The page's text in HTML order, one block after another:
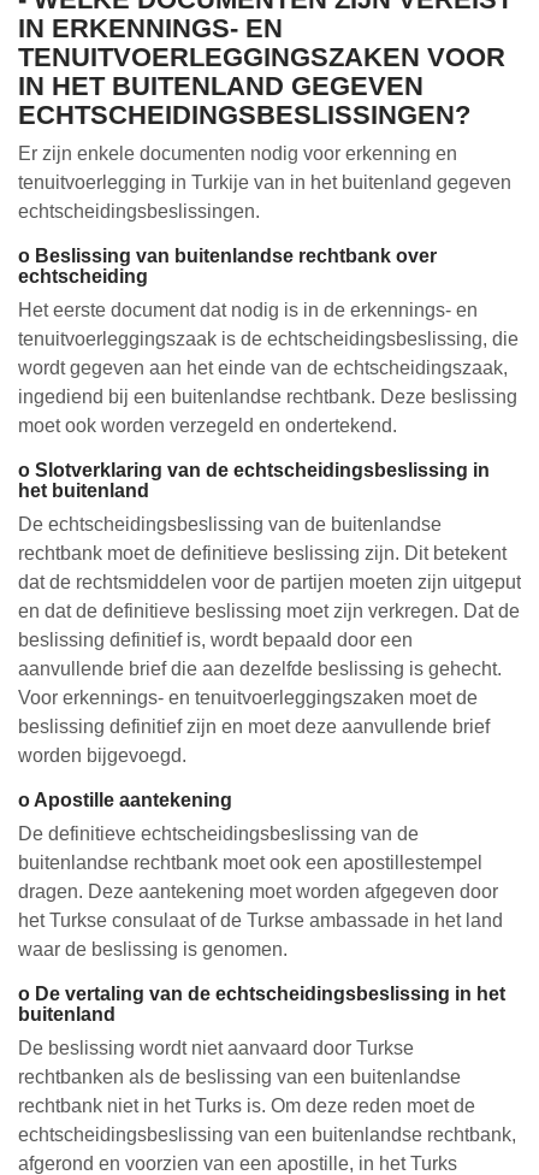
IN ERKENNINGS- EN
TENUITVOERLEGGINGSZAKEN VOOR
IN HET BUITENLAND GEGEVEN
ECHTSCHEIDINGSBESLISSINGEN?
Er zijn enkele documenten nodig voor erkenning en
tenuitvoerlegging in Turkije van in het buitenland gegeven
echtscheidingsbeslissingen.
o Beslissing van buitenlandse rechtbank over
echtscheiding
Het eerste document dat nodig is in de erkennings- en
tenuitvoerleggingszaak is de echtscheidingsbeslissing, die
wordt gegeven aan het einde van de echtscheidingszaak,
ingediend bij een buitenlandse rechtbank. Deze beslissing
moet ook worden verzegeld en ondertekend.
o Slotverklaring van de echtscheidingsbeslissing in
het buitenland
De echtscheidingsbeslissing van de buitenlandse
rechtbank moet de definitieve beslissing zijn. Dit betekent
dat de rechtsmiddelen voor de partijen moeten zijn uitgeput
en dat de definitieve beslissing moet zijn verkregen. Dat de
beslissing definitief is, wordt bepaald door een
aanvullende brief die aan dezelfde beslissing is gehecht.
Voor erkennings- en tenuitvoerleggingszaken moet de
beslissing definitief zijn en moet deze aanvullende brief
worden bijgevoegd.
o Apostille aantekening
De definitieve echtscheidingsbeslissing van de
buitenlandse rechtbank moet ook een apostillestempel
dragen. Deze aantekening moet worden afgegeven door
het Turkse consulaat of de Turkse ambassade in het land
waar de beslissing is genomen.
o De vertaling van de echtscheidingsbeslissing in het
buitenland
De beslissing wordt niet aanvaard door Turkse
rechtbanken als de beslissing van een buitenlandse
rechtbank niet in het Turks is. Om deze reden moet de
echtscheidingsbeslissing van een buitenlandse rechtbank,
afgerond en voorzien van een apostille, in het Turks